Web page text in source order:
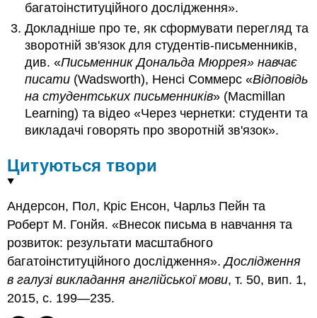
багатоінституційного дослідження».
Докладніше про те, як сформувати перегляд та
зворотній зв'язок для студентів-письменників,
див. «Письменник Дональда Мюррея» навчає
писати (Wadsworth), Ненсі Соммерс «Відповідь
на студентських письменників» (Macmillan
Learning) та відео «Через чернетки: студенти та
викладачі говорять про зворотній зв'язок».
Цитуються твори
Андерсон, Пол, Кріс Енсон, Чарльз Пейн та
Роберт М. Гонйя. «Внесок письма в навчання та
розвиток: результати масштабного
багатоінституційного дослідження».Дослідження
в галузі викладання англійської мови, т. 50, вип. 1,
2015, с. 199—235.